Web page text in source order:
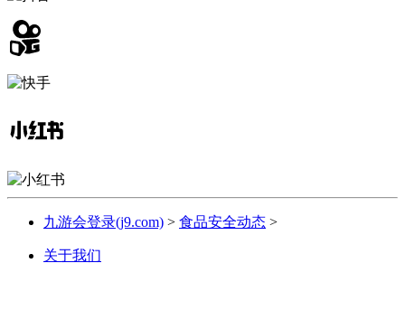
九游会登录(j9.com) > 食品安全动态 >
关于我们